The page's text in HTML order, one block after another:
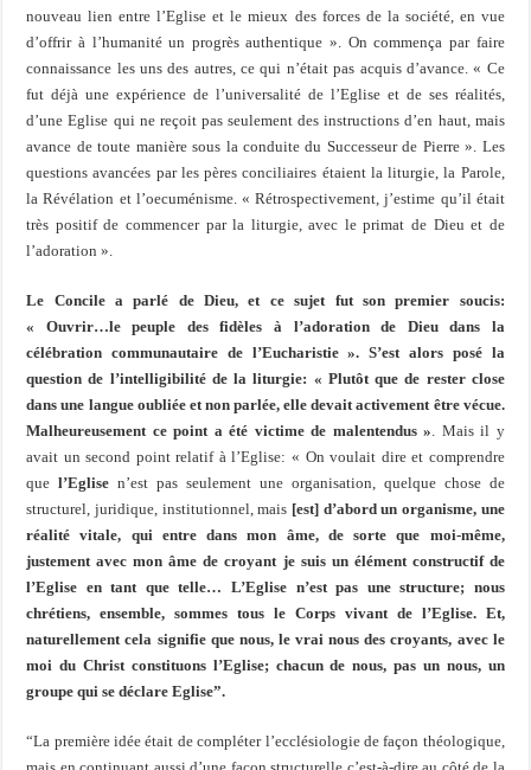
nouveau lien entre l’Eglise et le mieux des forces de la société, en vue
d’offrir à l’humanité un progrès authentique ». On commença par faire
connaissance les uns des autres, ce qui n’était pas acquis d’avance. « Ce
fut déjà une expérience de l’universalité de l’Eglise et de ses réalités,
d’une Eglise qui ne reçoit pas seulement des instructions d’en haut, mais
avance de toute manière sous la conduite du Successeur de Pierre ». Les
questions avancées par les pères conciliaires étaient la liturgie, la Parole,
la Révélation et l’oecuménisme. « Rétrospectivement, j’estime qu’il était
très positif de commencer par la liturgie, avec le primat de Dieu et de
l’adoration ».
Le Concile a parlé de Dieu, et ce sujet fut son premier soucis:
« Ouvrir…le peuple des fidèles à l’adoration de Dieu dans la
célébration communautaire de l’Eucharistie ». S’est alors posé la
question de l’intelligibilité de la liturgie: « Plutôt que de rester close
dans une langue oubliée et non parlée, elle devait activement être vécue.
Malheureusement ce point a été victime de malentendus » . Mais il y
avait un second point relatif à l’Eglise: « On voulait dire et comprendre
quel’Eglise n’est pas seulement une organisation, quelque chose de
structurel, juridique, institutionnel, mais [est] d’abord un organisme, une
réalité vitale, qui entre dans mon âme, de sorte que moi-même,
justement avec mon âme de croyant je suis un élément constructif de
l’Eglise en tant que telle… L’Eglise n’est pas une structure; nous
chrétiens, ensemble, sommes tous le Corps vivant de l’Eglise. Et,
naturellement cela signifie que nous, le vrai nous des croyants, avec le
moi du Christ constituons l’Eglise; chacun de nous, pas un nous, un
groupe qui se déclare Eglise”.
“La première idée était de compléter l’ecclésiologie de façon théologique,